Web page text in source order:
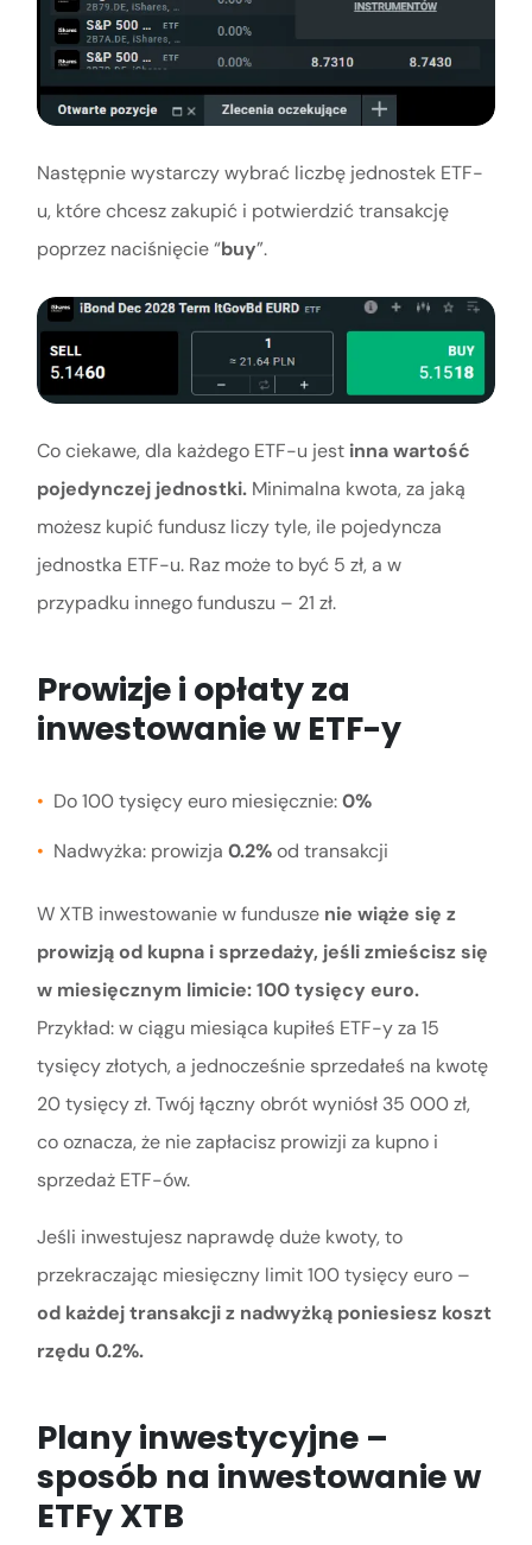
Następnie wystarczy wybrać liczbę jednostek ETF-
u, które chcesz zakupić i potwierdzić transakcję
poprzez naciśnięcie “buy”.
Co ciekawe, dla każdego ETF-u jestinna wartość
pojedynczej jednostki. Minimalna kwota, za jaką
możesz kupić fundusz liczy tyle, ile pojedyncza
jednostka ETF-u. Raz może to być 5 zł, a w
przypadku innego funduszu – 21 zł.
Prowizje i opłaty za
inwestowanie w ETF-y
Do 100 tysięcy euro miesięcznie:0%
Nadwyżka: prowizja 0.2%od transakcji
W XTB inwestowanie w fundusze nie wiąże się z
prowizją od kupna i sprzedaży, jeśli zmieścisz się
w miesięcznym limicie: 100 tysięcy euro.
Przykład: w ciągu miesiąca kupiłeś ETF-y za 15
tysięcy złotych, a jednocześnie sprzedałeś na kwotę
20 tysięcy zł. Twój łączny obrót wyniósł 35 000 zł,
co oznacza, że nie zapłacisz prowizji za kupno i
sprzedaż ETF-ów.
Jeśli inwestujesz naprawdę duże kwoty, to
przekraczając miesięczny limit 100 tysięcy euro –
od każdej transakcji z nadwyżką poniesiesz koszt
rzędu 0.2%.
Plany inwestycyjne –
sposób na inwestowanie w
ETFy XTB